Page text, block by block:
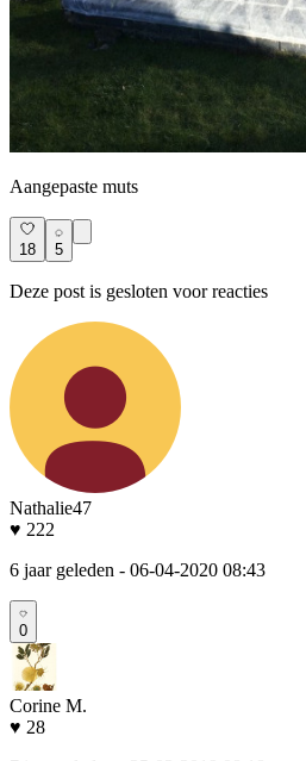
Aangepaste muts
18 5
Deze post is gesloten voor reacties
Nathalie47
♥ 222
6 jaar geleden - 06-04-2020 08:43
0
Corine M.
♥ 28